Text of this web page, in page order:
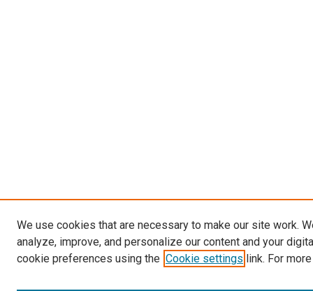
We use cookies that are necessary to make our site work.
analyze, improve, and personalize our content and your
cookie preferences using the Cookie settings link. For